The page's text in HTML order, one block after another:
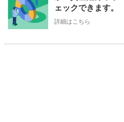
ェックできます。
詳細はこちら